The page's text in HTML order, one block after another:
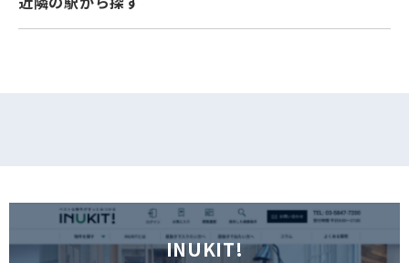
INUKIT!